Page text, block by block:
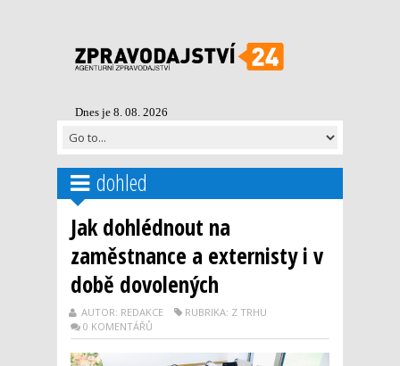
Dnes je 8. 08. 2026
dohled
Jak dohlédnout na
zaměstnance a externisty i v
době dovolených
AUTOR: REDAKCE
RUBRIKA: Z TRHU
0 KOMENTÁŘŮ